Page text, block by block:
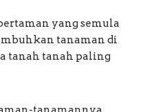
yang semula
tanaman di
tanah tanah paling